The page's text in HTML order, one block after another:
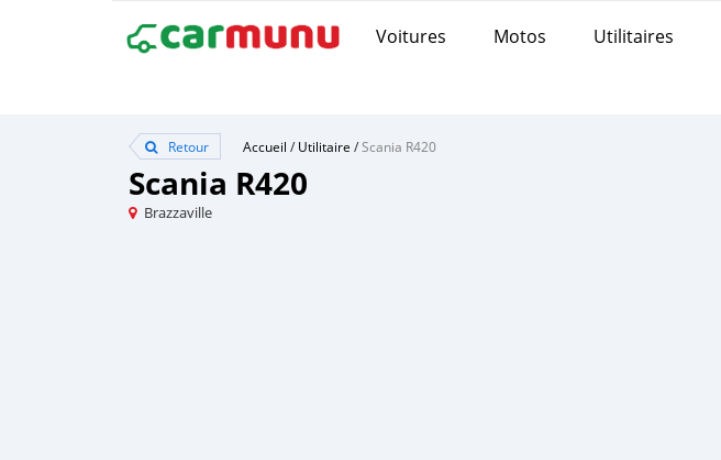
Voitures Motos Utilitaires
Retour Accueil /Utilitaire /Scania R420
Scania R420
Brazzaville